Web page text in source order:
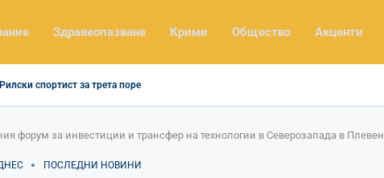
Здравеопазване Крими Общество Акценти
спортист за трета поредна победа
форум за инвестиции и трансфер на технологии в Северозапада в Плевен
ПОСЛЕДНИ НОВИНИ